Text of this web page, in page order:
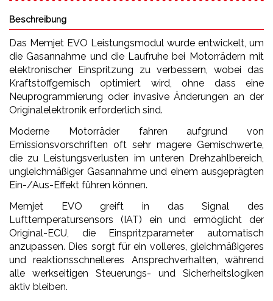
Beschreibung
Das Memjet EVO Leistungsmodul wurde entwickelt, um
die Gasannahme und die Laufruhe bei Motorrädern mit
elektronischer Einspritzung zu verbessern, wobei das
Kraftstoffgemisch optimiert wird, ohne dass eine
Neuprogrammierung oder invasive Änderungen an der
Originalelektronik erforderlich sind.
Moderne Motorräder fahren aufgrund von
Emissionsvorschriften oft sehr magere Gemischwerte,
die zu Leistungsverlusten im unteren Drehzahlbereich,
ungleichmäßiger Gasannahme und einem ausgeprägten
Ein-/Aus-Effekt führen können.
Memjet EVO greift in das Signal des
Lufttemperatursensors (IAT) ein und ermöglicht der
Original-ECU, die Einspritzparameter automatisch
anzupassen. Dies sorgt für ein volleres, gleichmäßigeres
und reaktionsschnelleres Ansprechverhalten, während
alle werkseitigen Steuerungs- und Sicherheitslogiken
aktiv bleiben.